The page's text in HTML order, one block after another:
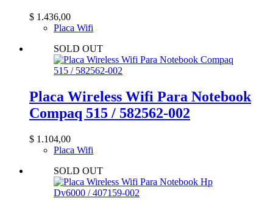
$ 1.436,00
Placa Wifi
SOLD OUT
Placa Wireless Wifi Para Notebook
Compaq 515 / 582562-002
$ 1.104,00
Placa Wifi
SOLD OUT